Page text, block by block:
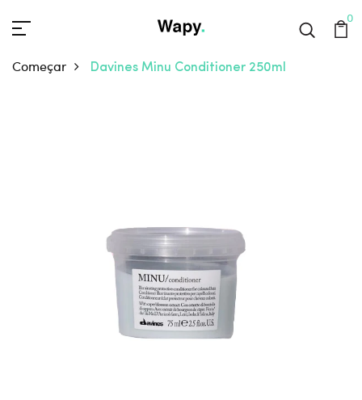
0
Começar Davines Minu Conditioner 250ml